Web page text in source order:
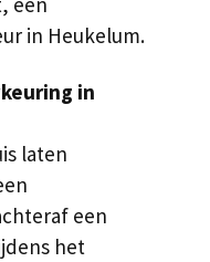
in Heukelum.
in
laten
een
het